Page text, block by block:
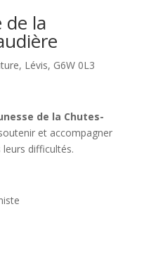
de la
Lévis, G6W 0L3
de la Chutes-
et accompagner
difficultés.